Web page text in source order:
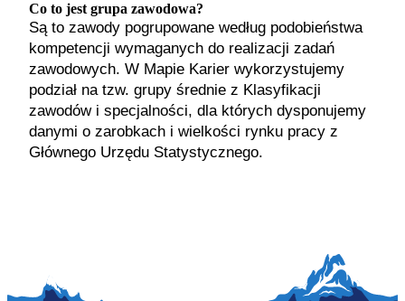
Co to jest grupa zawodowa?
Są to zawody pogrupowane według podobieństwa
kompetencji wymaganych do realizacji zadań
zawodowych. W Mapie Karier wykorzystujemy
podział na tzw. grupy średnie z Klasyfikacji
zawodów i specjalności, dla których dysponujemy
danymi o zarobkach i wielkości rynku pracy z
Głównego Urzędu Statystycznego.